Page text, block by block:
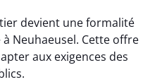
devient une formalité
Neuhaeusel. Cette offre
aux exigences des